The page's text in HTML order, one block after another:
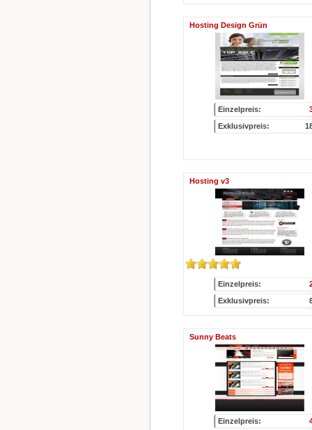
Hosting Design Grün
Einzelpreis:
Exklusivpreis:
Hosting v3
Einzelpreis:
Exklusivpreis:
Sunny Beats
Einzelpreis: